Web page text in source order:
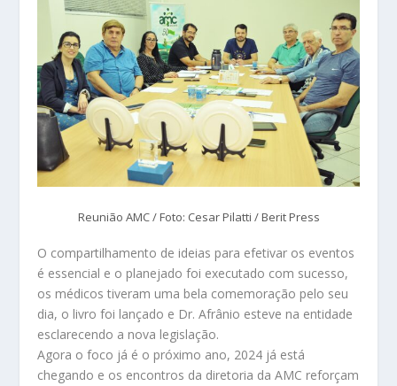
Reunião AMC / Foto: Cesar Pilatti / Berit Press
O compartilhamento de ideias para efetivar os eventos
é essencial e o planejado foi executado com sucesso,
os médicos tiveram uma bela comemoração pelo seu
dia, o livro foi lançado e Dr. Afrânio esteve na entidade
esclarecendo a nova legislação.
Agora o foco já é o próximo ano, 2024 já está
chegando e os encontros da diretoria da AMC reforçam